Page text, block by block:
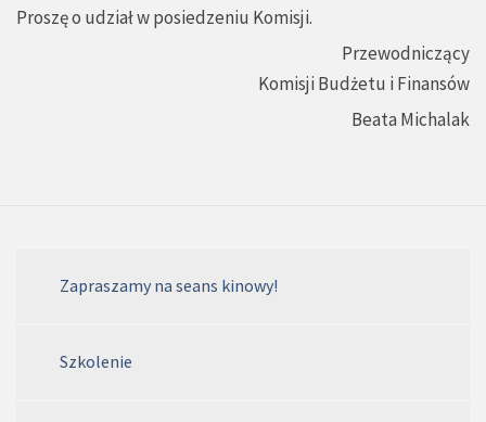
Proszę o udział w posiedzeniu Komisji.
Przewodniczący
Komisji Budżetu i Finansów
Beata Michalak
Zapraszamy na seans kinowy!
Szkolenie